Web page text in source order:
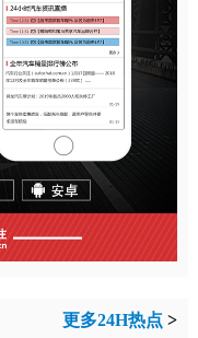
更多24H热点 >